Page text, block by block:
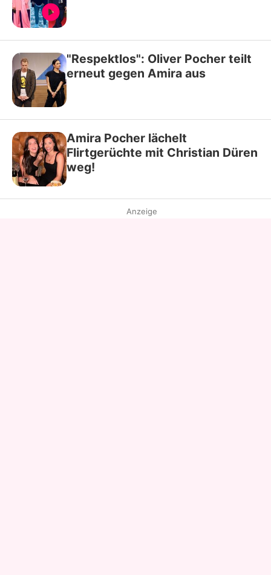
"Respektlos": Oliver Pocher teilt
erneut gegen Amira aus
Amira Pocher lächelt
Flirtgerüchte mit Christian Düren
weg!
Anzeige